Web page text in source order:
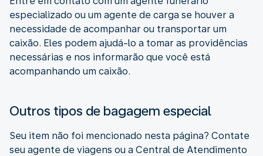
especializado ou um agente de carga se houver a
necessidade de acompanhar ou transportar um
caixão. Eles podem ajudá-lo a tomar as providências
necessárias e nos informarão que você está
acompanhando um caixão.
Outros tipos de bagagem especial
Seu item não foi mencionado nesta página? Contate
seu agente de viagens ou a Central de Atendimento